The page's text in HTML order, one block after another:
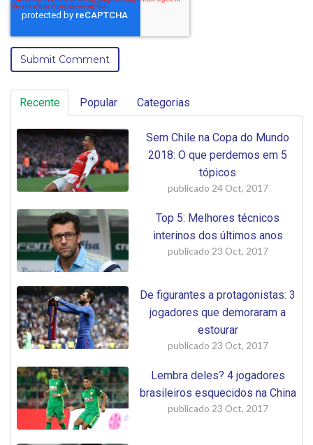
Recente Popular Categorias
Sem Chile na Copa do Mundo
2018: O que perdemos em 5
tópicos
publicado 24 Oct, 2017
Top 5: Melhores técnicos
interinos dos últimos anos
publicado 23 Oct, 2017
De figurantes a protagonistas: 3
jogadores que demoraram a
estourar
publicado 23 Oct, 2017
Lembra deles? 4 jogadores
brasileiros esquecidos na China
publicado 23 Oct, 2017